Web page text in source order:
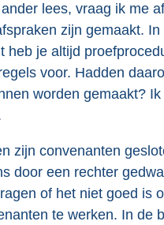
lees, vraag ik me
zijn gemaakt. In
heb je altijd
voor. Hadden
worden gemaakt? Ik
zijn convenanten
door een rechter
of het niet goed is
te werken. In de